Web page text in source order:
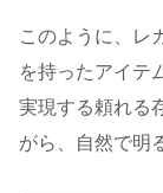
このように、レ
を持ったアイテ
実現する頼れる
がら、自然で明